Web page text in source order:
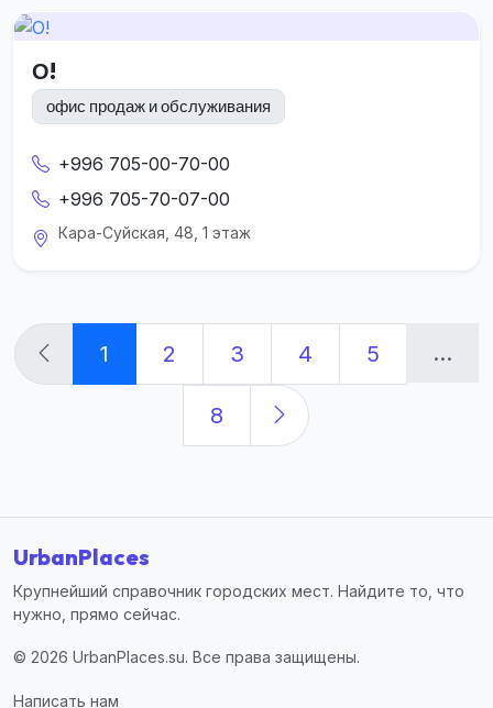
О!
офис продаж и обслуживания
+996 705-00-70-00
+996 705-70-07-00
Кара-Суйская, 48, 1 этаж
1 2 3 4 5 ...
8
UrbanPlaces
Крупнейший справочник городских мест. Найдите то, что
нужно, прямо сейчас.
© 2026 UrbanPlaces.su. Все права защищены.
Написать нам